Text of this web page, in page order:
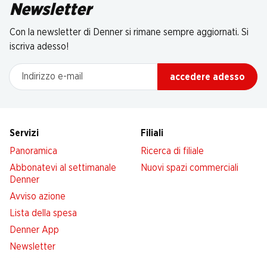
Newsletter
Con la newsletter di Denner si rimane sempre aggiornati. Si
iscriva adesso!
Indirizzo e-mail
accedere adesso
Servizi
Panoramica
Abbonatevi al settimanale
Denner
Avviso azione
Lista della spesa
Denner App
Newsletter
Filiali
Ricerca di filiale
Nuovi spazi commerciali